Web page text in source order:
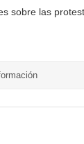
sobre las